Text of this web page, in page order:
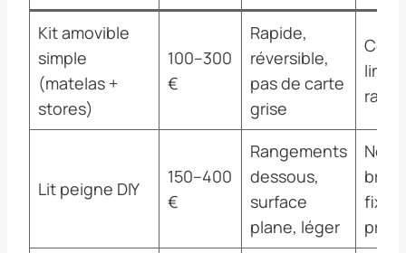
Kit amovible
simple
(matelas +
stores)
100–300
€
Rapide,
réversible,
pas de carte
grise
Lit peigne DIY
150–400
€
Rangements
dessous,
surface
plane, léger